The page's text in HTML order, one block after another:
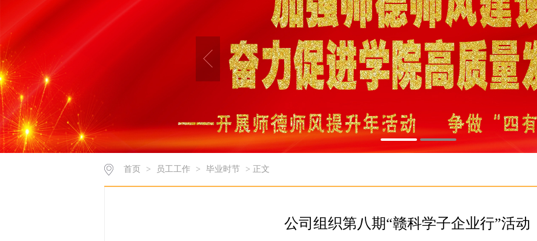
首页 > 员工工作 > 毕业时节 > 正文
公司组织第八期“赣科学子企业行”活动